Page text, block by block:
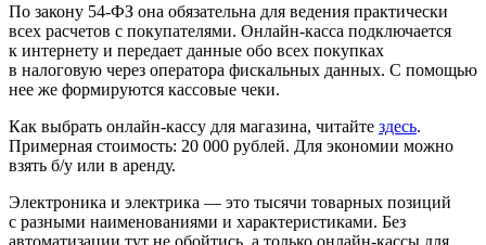
По закону 54-ФЗ она обязательна для ведения практически
всех расчетов с покупателями. Онлайн-касса подключается
к интернету и передает данные обо всех покупках
в налоговую через оператора фискальных данных. С помощью
нее же формируются кассовые чеки.
Как выбрать онлайн-кассу для магазина, читайте здесь.
Примерная стоимость: 20 000 рублей. Для экономии можно
взять б/у или в аренду.
Электроника и электрика — это тысячи товарных позиций
с разными наименованиями и характеристиками. Без
автоматизации тут не обойтись, а только онлайн-кассы для